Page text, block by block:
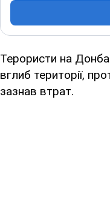
Терористи на
вглиб території,
зазнав втрат.